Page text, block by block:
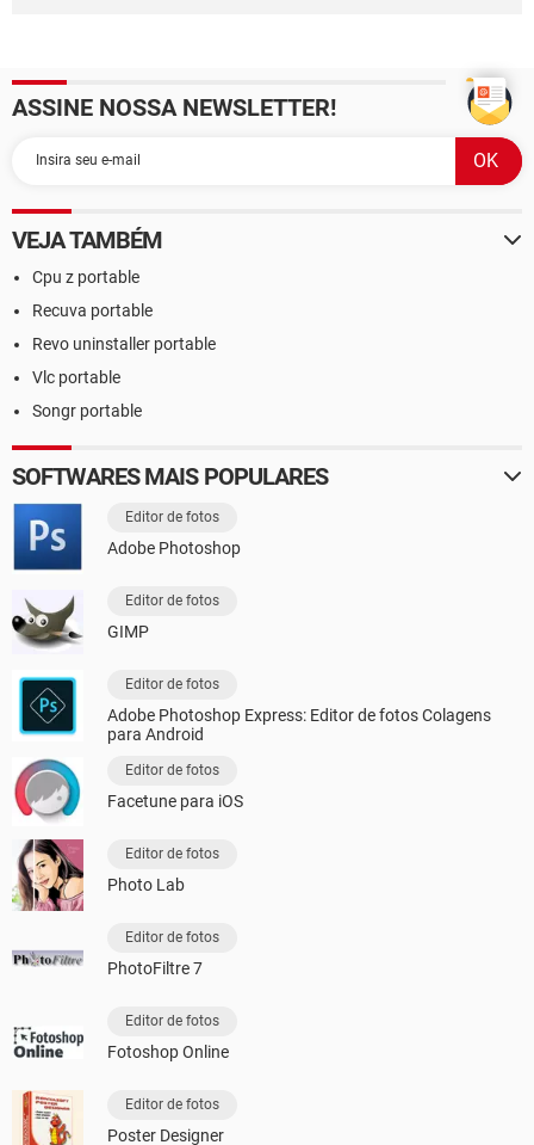
ASSINE NOSSA NEWSLETTER!
VEJA TAMBÉM
Cpu z portable
Recuva portable
Revo uninstaller portable
Vlc portable
Songr portable
SOFTWARES MAIS POPULARES
Editor de fotos
Adobe Photoshop
Editor de fotos
GIMP
Editor de fotos
Adobe Photoshop Express: Editor de fotos Colagens
para Android
Editor de fotos
Facetune para iOS
Editor de fotos
Photo Lab
Editor de fotos
PhotoFiltre 7
Editor de fotos
Fotoshop Online
Editor de fotos
Poster Designer